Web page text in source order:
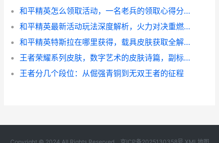
和平精英怎么领取活动，一名老兵的领取心得分享
和平精英最新活动玩法深度解析，火力对决重燃战术竞技热潮
和平精英特斯拉在哪里获得，载具皮肤获取全解析
王者荣耀系列皮肤，数字艺术的皮肤诗篇，副标题，方寸屏幕间的文化跃迁与情感共鸣
王者分几个段位：从倔强青铜到无双王者的征程